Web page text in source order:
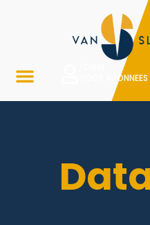
VOOR ABONNEES